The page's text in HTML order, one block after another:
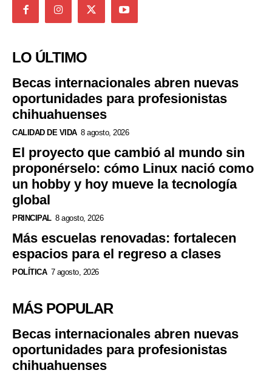
LO ÚLTIMO
Becas internacionales abren nuevas
oportunidades para profesionistas
chihuahuenses
CALIDAD DE VIDA 8 agosto, 2026
El proyecto que cambió al mundo sin
proponérselo: cómo Linux nació como
un hobby y hoy mueve la tecnología
global
PRINCIPAL 8 agosto, 2026
Más escuelas renovadas: fortalecen
espacios para el regreso a clases
POLÍTICA 7 agosto, 2026
MÁS POPULAR
Becas internacionales abren nuevas
oportunidades para profesionistas
chihuahuenses